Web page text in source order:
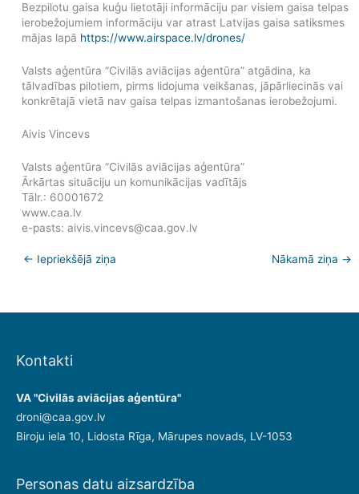
Bezpilotu gaisa kuģu lietotāji informāciju par visiem gaisa telpas
ierobežojumiem informāciju var atrast Latvijas gaisa satiksmes
mājas lapā https://www.airspace.lv/drones/
Valsts aģentūra “Civilās aviācijas aģentūra” atgādina, ka
tālvadības pilotiem, pirms lidojuma veikšanas, jāpārliecinās vai
konkrētajā vietā nav gaisa telpas izmantošanas ierobežojumi.
Aivis Vincevs
Valsts aģentūra “Civilās aviācijas aģentūra”
Ārkārtas situāciju un komunikācijas vadītājs
Tālr.: 60001672
www.caa.lv
e-pasts: aivis.vincevs@caa.gov.lv
← Iepriekšējā ziņa Nākamā ziņa →
Kontakti
VA "Civilās aviācijas aģentūra"
droni@caa.gov.lv
Biroju iela 10, Lidosta Rīga, Mārupes novads, LV-1053
Personas datu aizsardzība